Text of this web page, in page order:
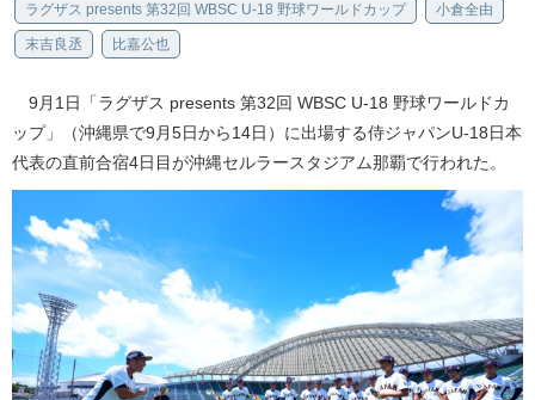
ラグザス presents 第32回 WBSC U-18 野球ワールドカップ 小倉全由
末吉良丞 比嘉公也
9月1日「ラグザス presents 第32回 WBSC U-18 野球ワールドカ
ップ」（沖縄県で9月5日から14日）に出場する侍ジャパンU-18日本
代表の直前合宿4日目が沖縄セルラースタジアム那覇で行われた。